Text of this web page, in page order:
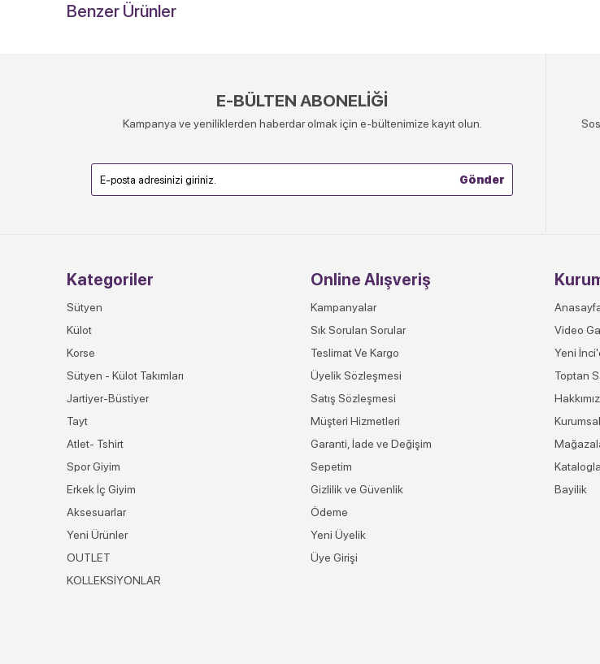
Benzer Ürünler
E-BÜLTEN ABONELİĞİ
Kampanya ve yeniliklerden haberdar olmak için e-bültenimize kayıt olun.
Kategoriler
Sütyen
Külot
Korse
Sütyen - Külot Takımları
Jartiyer-Büstiyer
Tayt
Atlet- Tshirt
Spor Giyim
Erkek İç Giyim
Aksesuarlar
Yeni Ürünler
OUTLET
KOLLEKSİYONLAR
Online Alışveriş
Kampanyalar
Sık Sorulan Sorular
Teslimat Ve Kargo
Üyelik Sözleşmesi
Satış Sözleşmesi
Müşteri Hizmetleri
Garanti, İade ve Değişim
Sepetim
Gizlilik ve Güvenlik
Ödeme
Yeni Üyelik
Üye Girişi
Video
Yeni
Toptan
Bayilik